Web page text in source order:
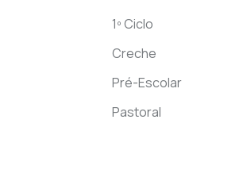
1º Ciclo
Creche
Pré-Escolar
Pastoral